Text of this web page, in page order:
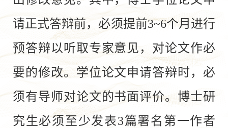
请正式答辩前，必须提前3~6个月进行
预答辩以听取专家意见，对论文作必
要的修改。学位论文申请答辩时，必
须有导师对论文的书面评价。博士研
究生必须至少发表3篇署名第一作者